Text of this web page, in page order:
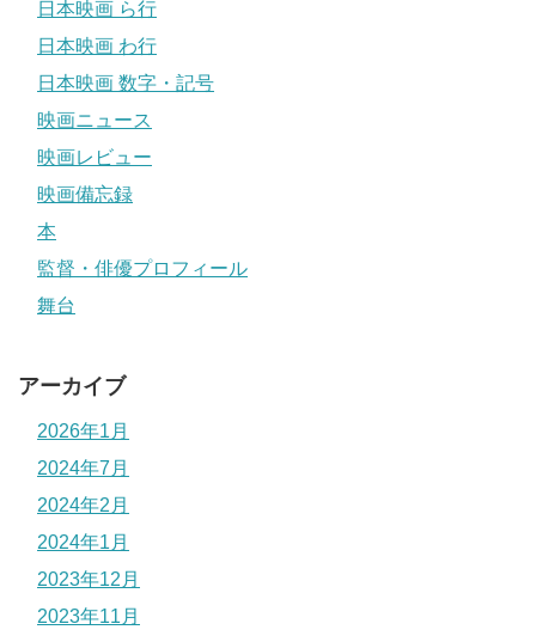
日本映画 ら行
日本映画 わ行
日本映画 数字・記号
映画ニュース
映画レビュー
映画備忘録
本
監督・俳優プロフィール
舞台
アーカイブ
2026年1月
2024年7月
2024年2月
2024年1月
2023年12月
2023年11月